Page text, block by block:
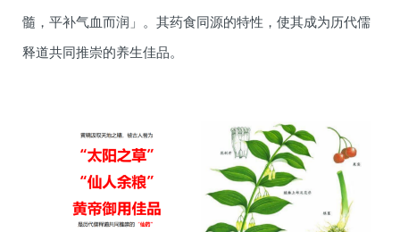
髓，平补气血而润」。其药食同源的特性，使其成为历代儒
释道共同推崇的养生佳品。